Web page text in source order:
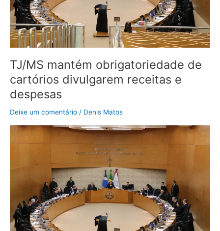
TJ/MS mantém obrigatoriedade de
cartórios divulgarem receitas e
despesas
Deixe um comentário / Denis Matos
despesas